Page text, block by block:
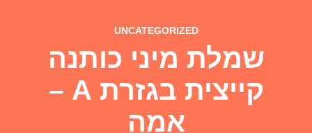
UNCATEGORIZED
שמלת מיני כותנה
קייצית בגזרת A –
אמה